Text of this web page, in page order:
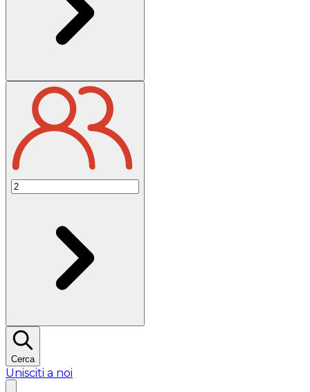
Cerca
Unisciti a noi